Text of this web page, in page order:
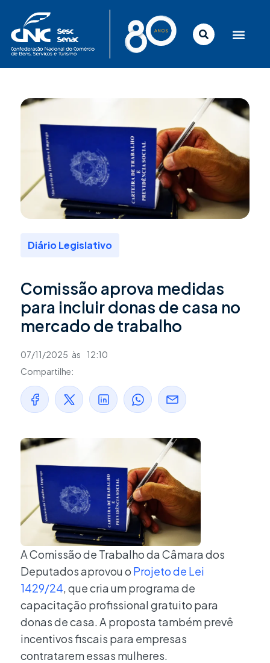
conteúdo
Diário Legislativo
Comissão aprova medidas
para incluir donas de casa no
mercado de trabalho
07/11/2025 às
12:10
Compartilhe:
A Comissão de Trabalho da Câmara dos
Deputados aprovou o Projeto de Lei
1429/24, que cria um programa de
capacitação profissional gratuito para
donas de casa. A proposta também prevê
incentivos fiscais para empresas
contratarem essas mulheres.